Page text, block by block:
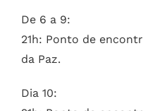
De 6 a 9:
21h: Ponto de
da Paz.
Dia 10: